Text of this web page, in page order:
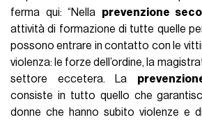
ferma qui: “Nella prevenzione
attività di formazione di tutte quelle
possono entrare in contatto con le
violenza: le forze dell’ordine, la
settore eccetera. La
consiste in tutto quello che
donne che hanno subito violenze e